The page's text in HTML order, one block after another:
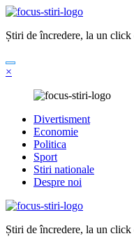
Sari
conținut
Știri de încredere, la un click
×
Divertisment
Economie
Politica
Sport
Stiri nationale
Despre noi
Știri de încredere, la un click